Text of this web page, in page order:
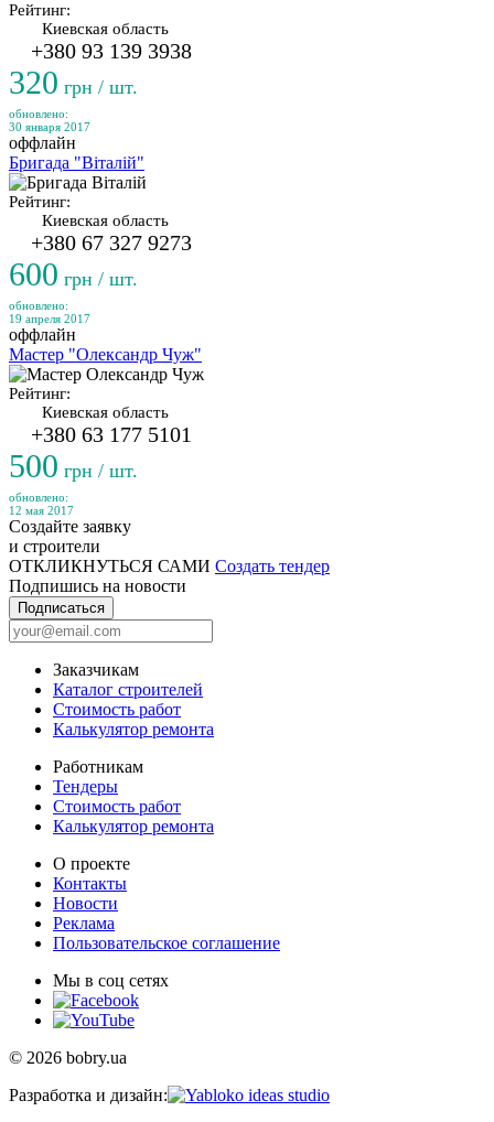
Рейтинг:
Киевская область
+380 93 139 3938
320 грн / шт.
обновлено:
30 января 2017
оффлайн
Бригада "Віталій"
Рейтинг:
Киевская область
+380 67 327 9273
600 грн / шт.
обновлено:
19 апреля 2017
оффлайн
Мастер "Олександр Чуж"
Рейтинг:
Киевская область
+380 63 177 5101
500 грн / шт.
обновлено:
12 мая 2017
Создайте заявку
и строители
ОТКЛИКНУТЬСЯ САМИ Создать тендер
Подпишись на новости
Подписаться
Заказчикам
Каталог строителей
Стоимость работ
Калькулятор ремонта
Работникам
Тендеры
Стоимость работ
Калькулятор ремонта
О проекте
Контакты
Новости
Реклама
Пользовательское соглашение
Мы в соц сетях
© 2026 bobry.ua
Разработка и дизайн: